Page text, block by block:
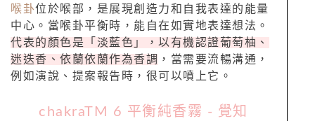
喉卦位於喉部，是展現創造力和自我表達的能量
中心。當喉卦平衡時，能自在如實地表達想法。
代表的顏色是「淡藍色」，以有機認證葡萄柚、
迷迭香、依蘭依蘭作為香調 ，當需要流暢溝通，
例如演說、提案報告時，很可以噴上它。
chakraTM 6 平衡純香霧 - 覺知